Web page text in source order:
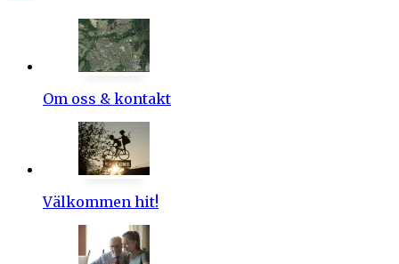
n
:
Om oss & kontakt
Välkommen hit!